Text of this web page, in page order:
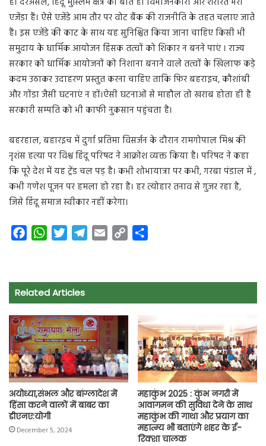
एजेंडा हैं। ऐसे एजेंडे आम तौर पर वोट बैंक की राजनीति के तहत चलाए जाते
हैं। इस एजेंडे की काट के साथ यह सुनिश्चित किया जाना चाहिए किसी भी
समुदाय के धार्मिक आयोजन हिंसक तत्वों को शिकार न बनने पाएं । राज्य
सरकार को धार्मिक आयोजनों को निशाना बनाने वाले तत्वों के खिलाफ कड़े
कदम उठाकर उदाहरण प्रस्तुत करना चाहिए ताकि फिर बहराइच, कौशांबी
और गोंडा जैसी घटनाएं न हों।ऐसी घटनाओं से माहौल तो खराब होता ही है
सरकारी सम्पति को भी काफी नुकसान पहुंचता है।
बहरहाल, बहारइच में दुर्गा प्रतिमा विसर्जन के दौरान रामगोपाल मिश्र की
नृशंस हत्या पर विश्व हिंदू परिषद ने आक्रोश व्यक्त किया है। परिषद ने कहा
कि पूरे देश में यह ट्रेंड चल पड़ है। कभी शोभायात्रा पर कभी, गरबा पंडाल में ,
कभी गणेश पूजन पर हमला हो रहा है। हर त्योहार तनाव से गुजर रहा है,
जिसे हिंदू समाज स्वीकार नहीं करेगा।
e
b
o
k
W
t
s
p
p
t
t
r
e
a
m
i
y
r
Related Articles
अयोध्या,संभल और बांग्लादेश में
हिंसा करने वालों में बाबर का
डीएनए:योगी
December 5, 2024
महाकुंभ 2025 : कुंभ नगरी में
आवागमन की सुविधा देने के साथ
महाकुंभ की गाथा और प्रयाग का
महात्म्य भी बताएंगे शहर के ई-
रिक्शा चालक